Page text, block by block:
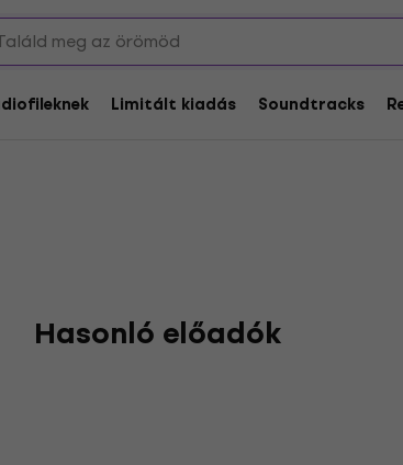
Limitált kiadás Soundtracks
Hasonló előadók